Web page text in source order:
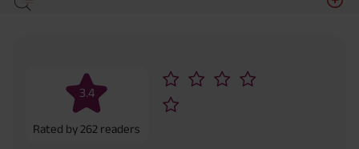
3.4
Rated by 262 readers